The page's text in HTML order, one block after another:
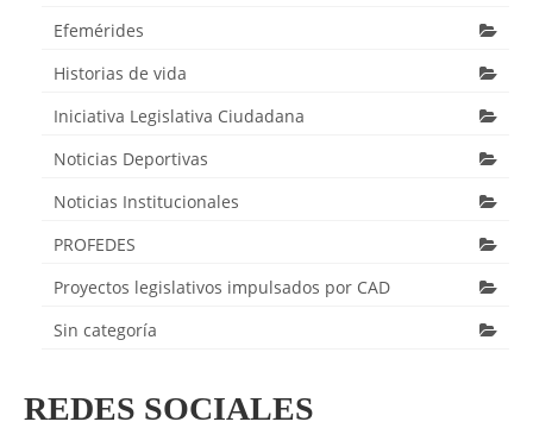
Efemérides
Historias de vida
Iniciativa Legislativa Ciudadana
Noticias Deportivas
Noticias Institucionales
PROFEDES
Proyectos legislativos impulsados por CAD
Sin categoría
REDES SOCIALES